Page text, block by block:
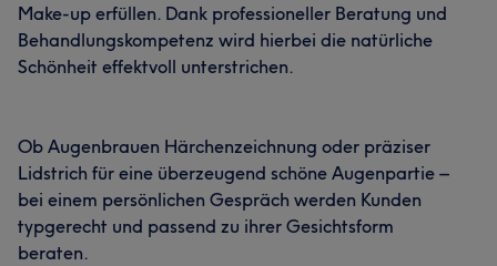
Make-up erfüllen. Dank professioneller Beratung und
Behandlungskompetenz wird hierbei die natürliche
Schönheit effektvoll unterstrichen.
Ob Augenbrauen Härchenzeichnung oder präziser
Lidstrich für eine überzeugend schöne Augenpartie –
bei einem persönlichen Gespräch werden Kunden
typgerecht und passend zu ihrer Gesichtsform
beraten.